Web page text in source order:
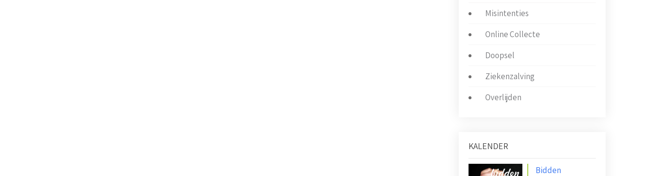
Misintenties
Online Collecte
Doopsel
Ziekenzalving
Overlijden
KALENDER
Bidden